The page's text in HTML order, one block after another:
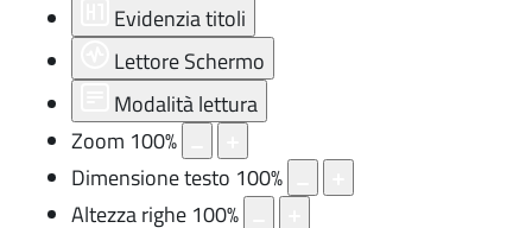
Evidenzia titoli
Lettore Schermo
Modalità lettura
Zoom 100%
Dimensione testo 100%
Altezza righe 100%